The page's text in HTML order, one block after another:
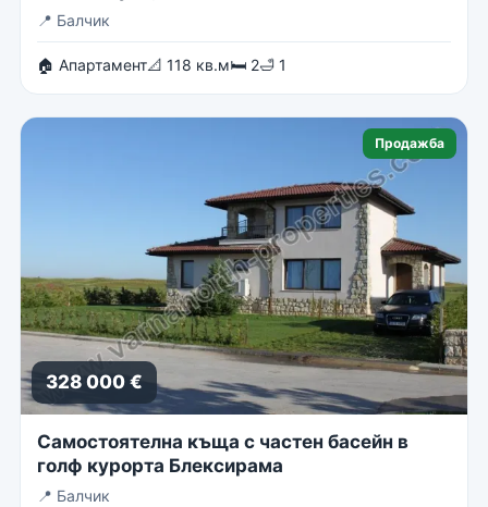
📍 Балчик
🏠 Апартамент📐 118 кв.м🛏 2🛁 1
Продажба
328 000 €
Самостоятелна къща с частен басейн в
голф курорта Блексирама
📍 Балчик